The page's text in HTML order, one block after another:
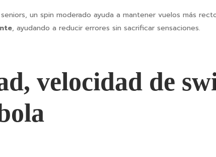
un spin moderado ayuda a mantener vuelos más
, ayudando a reducir errores sin sacrificar sensaciones.
velocidad de